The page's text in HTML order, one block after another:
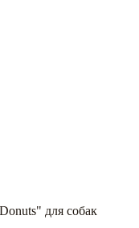
для собак